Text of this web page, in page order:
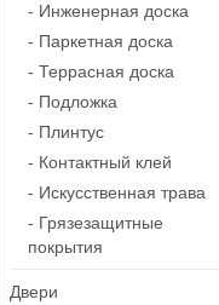
- Инженерная доска
- Паркетная доска
- Террасная доска
- Подложка
- Плинтус
- Контактный клей
- Искусственная трава
- Грязезащитные
покрытия
Двери